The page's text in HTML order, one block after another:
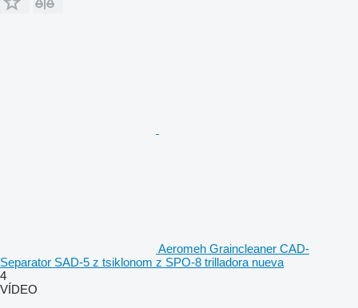
Aeromeh Graincleaner CAD-
Separator SAD-5 z tsiklonom z SPO-8 trilladora nueva
4
VÍDEO